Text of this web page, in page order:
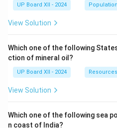
UP Board XII - 2024 Population
View Solution
Which one of the following
ction of mineral oil?
UP Board XII - 2024
View Solution
Which one of the following sea
n coast of India?